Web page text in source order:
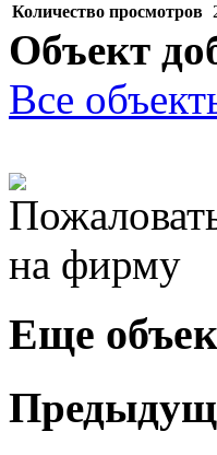
Количество просмотров
Объект
Все
Еще